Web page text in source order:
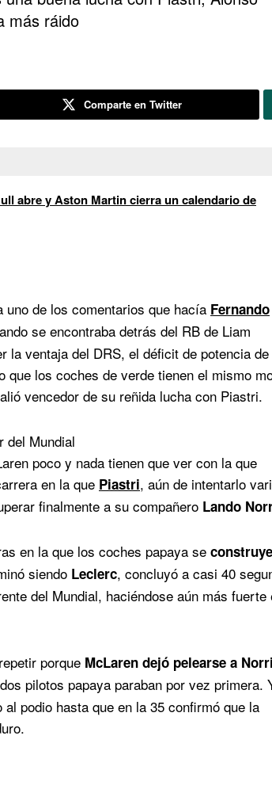
más ráido
Comparte en Twitter
abre y Aston Martin cierra un calendario de
uno de los comentarios que hacía Fernando
se encontraba detrás del RB de Liam
la ventaja del DRS, el déficit de potencia de
que los coches de verde tienen el mismo
vencedor de su reñida lucha con Piastri.
del Mundial
poco y nada tienen que ver con la que
en la que Piastri, aún de intentarlo
finalmente a su compañero Lando
en la que los coches papaya se
siendo Leclerc, concluyó a casi 40
del Mundial, haciéndose aún más fuerte
porque McLaren dejó pelearse a
pilotos papaya paraban por vez primera.
podio hasta que en la 35 confirmó que la